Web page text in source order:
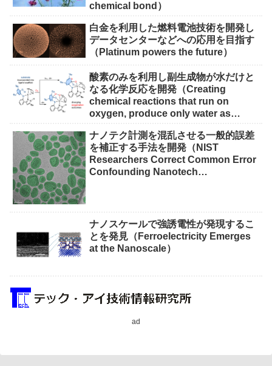
chemical bond）
白金を利用した燃料電池技術を開発し
データセンターなどへの応用を目指す
（Platinum powers the future）
酸素のみを利用し副生成物が水だけと
なる化学反応を開発（Creating
chemical reactions that run on
oxygen, produce only water as
ナノテク計測を混乱させる一般的誤差
を補正する手法を開発（NIST
Researchers Correct Common Error
Confounding Nanotech
ナノスケールで強誘電性が発現するこ
とを発見（Ferroelectricity Emerges
at the Nanoscale）
ad